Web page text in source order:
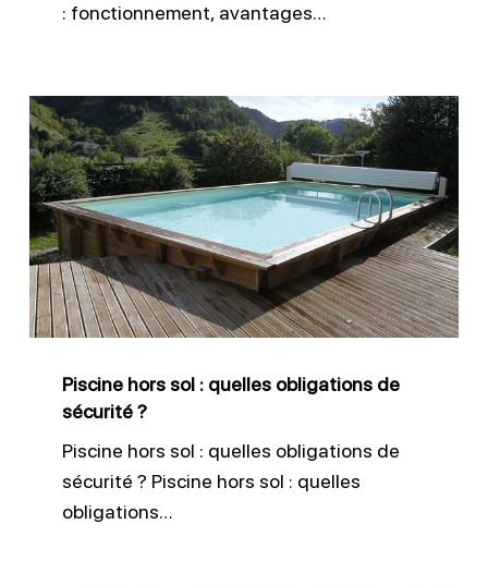
: fonctionnement, avantages…
Piscine
hors
sol
quelles
obligations
de
Piscine hors sol : quelles obligations de
sécurité ?
Piscine hors sol : quelles obligations de
sécurité ? Piscine hors sol : quelles
obligations…